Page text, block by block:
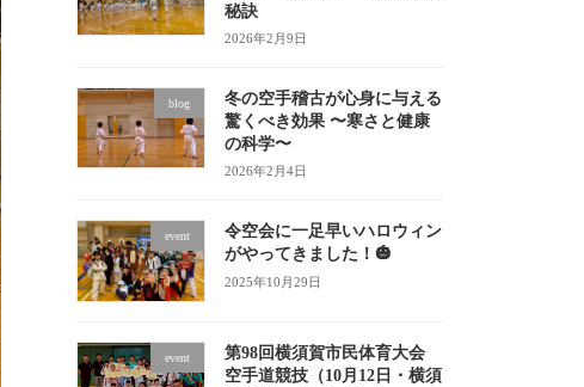
秘訣
2026年2月9日
blog
冬の空手稽古が心身に与える
驚くべき効果 〜寒さと健康
の科学〜
2026年2月4日
event
令空会に一足早いハロウィン
がやってきました！🎃
2025年10月29日
event
第98回横須賀市民体育大会
空手道競技（10月12日・横須